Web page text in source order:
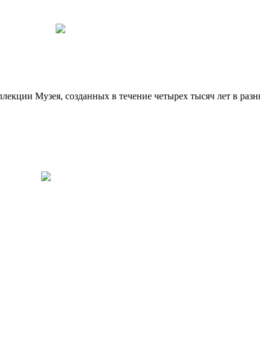
Музея, созданных в течение четырех тысяч лет в